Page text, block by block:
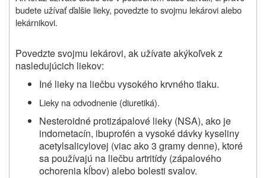
budete užívať ďalšie lieky, povedzte to svojmu lekárovi alebo
lekárnikovi.
Povedzte svojmu lekárovi, ak užívate akýkoľvek z
nasledujúcich liekov:
Iné lieky na liečbu vysokého krvného tlaku.
Lieky na odvodnenie (diuretiká).
Nesteroidné protizápalové lieky (NSA), ako je
indometacín, ibuprofén a vysoké dávky kyseliny
acetylsalicylovej (viac ako 3 gramy denne), ktoré
sa používajú na liečbu artritídy (zápalového
ochorenia kĺbov) alebo bolesti svalov.